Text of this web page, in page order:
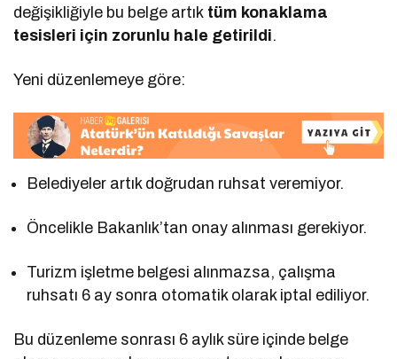
değişikliğiyle bu belge artık tüm konaklama
tesisleri için zorunlu hale getirildi.
Yeni düzenlemeye göre:
Belediyeler artık doğrudan ruhsat veremiyor.
Öncelikle Bakanlık’tan onay alınması gerekiyor.
Turizm işletme belgesi alınmazsa, çalışma
ruhsatı 6 ay sonra otomatik olarak iptal ediliyor.
Bu düzenleme sonrası 6 aylık süre içinde belge